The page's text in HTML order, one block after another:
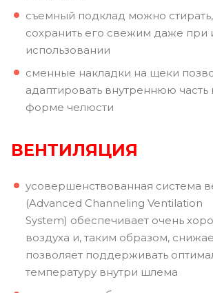
съемный подклад можно стирать,
сохранить его свежим даже при
использовании
сменные накладки на щеки
адаптировать внутреннюю
форме челюсти
ВЕНТИЛЯЦИЯ
усовершенствованная система
(Advanced Channeling Ventilation
System) обеспечивает очень
воздуха и, таким образом,
позволяет поддерживать
температуру внутри шлема